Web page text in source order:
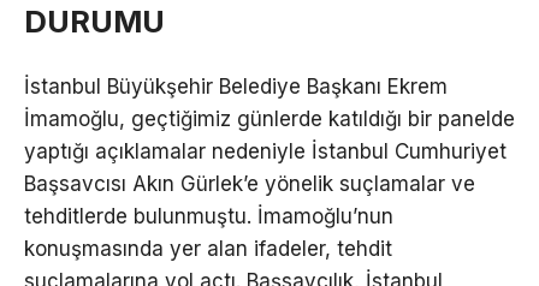
DURUMU
İstanbul Büyükşehir Belediye Başkanı Ekrem
İmamoğlu, geçtiğimiz günlerde katıldığı bir panelde
yaptığı açıklamalar nedeniyle İstanbul Cumhuriyet
Başsavcısı Akın Gürlek’e yönelik suçlamalar ve
tehditlerde bulunmuştu. İmamoğlu’nun
konuşmasında yer alan ifadeler, tehdit